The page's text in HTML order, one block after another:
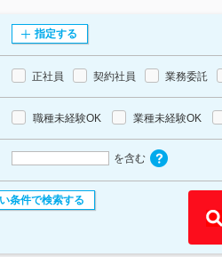
指定する
正社員 契約社員 業務委託
職種未経験OK 業種未経験OK
を含む
条件で検索する